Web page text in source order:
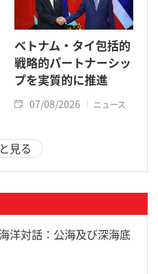
ベトナム・タイ包括的
戦略的パートナーシッ
プを実質的に推進
07/08/2026 ニュース
見る
洋対話：公海及び深海底